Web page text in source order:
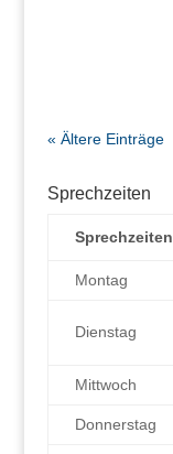
« Ältere Einträge
Sprechzeiten
Sprechzeiten
Montag
Dienstag
Mittwoch
Donnerstag